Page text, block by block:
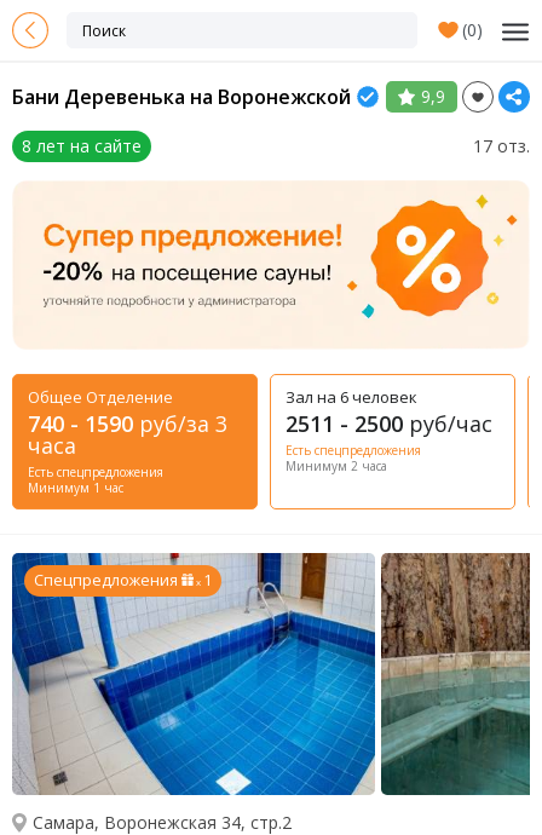
(0)
Бани Деревенька на Воронежской 9,9
8 лет на сайте 17 отз.
Общее Отделение
740 - 1590 руб/за 3
часа
Есть спецпредложения
Минимум 1 час
Зал на 6 человек
2511 - 2500 руб/час
Есть спецпредложения
Минимум 2 часа
Спецпредложения x 1
Самара, Воронежская 34, стр.2